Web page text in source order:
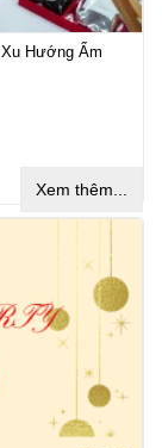
Hướng Ẩm
Xem thêm...